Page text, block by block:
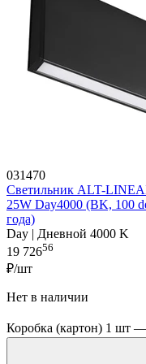
031470
Светильник ALT-
25W Day4000 (BK, 100
года)
Day | Дневной 4000 K
19 72656
₽/шт
Нет в наличии
Коробка (картон) 1 шт —